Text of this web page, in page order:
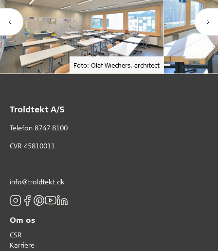
Foto: Olaf Wiechers, architect
Troldtekt A/S
Telefon 8747 8100
CVR 45810011
info@troldtekt.dk
Om os
CSR
Karriere